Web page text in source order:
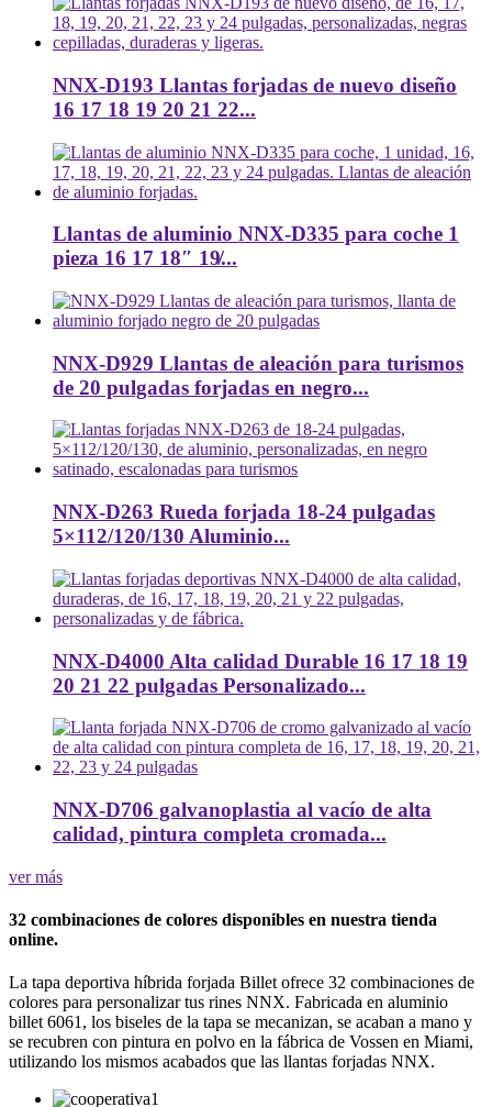
NNX-D193 Llantas forjadas de nuevo diseño
16 17 18 19 20 21 22...
Llantas de aluminio NNX-D335 para coche 1
pieza 16 17 18″ 19̸...
NNX-D929 Llantas de aleación para turismos
de 20 pulgadas forjadas en negro...
NNX-D263 Rueda forjada 18-24 pulgadas
5×112/120/130 Aluminio...
NNX-D4000 Alta calidad Durable 16 17 18 19
20 21 22 pulgadas Personalizado...
NNX-D706 galvanoplastia al vacío de alta
calidad, pintura completa cromada...
ver más
32 combinaciones de colores disponibles en nuestra tienda
online.
La tapa deportiva híbrida forjada Billet ofrece 32 combinaciones de
colores para personalizar tus rines NNX. Fabricada en aluminio
billet 6061, los biseles de la tapa se mecanizan, se acaban a mano y
se recubren con pintura en polvo en la fábrica de Vossen en Miami,
utilizando los mismos acabados que las llantas forjadas NNX.